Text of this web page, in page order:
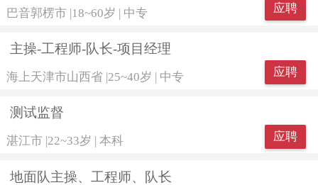
巴音郭楞市 |18~60岁 | 中专 应聘
主操-工程师-队长-项目经理
海上天津市山西省|25~40岁 | 中专 应聘
测试监督
湛江市 22~33岁 本科 应聘
地面队主操、工程师、队长